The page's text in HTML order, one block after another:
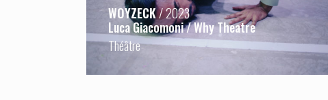
WOYZECK/ 2023
Luca Giacomoni / Why Theatre
Théâtre